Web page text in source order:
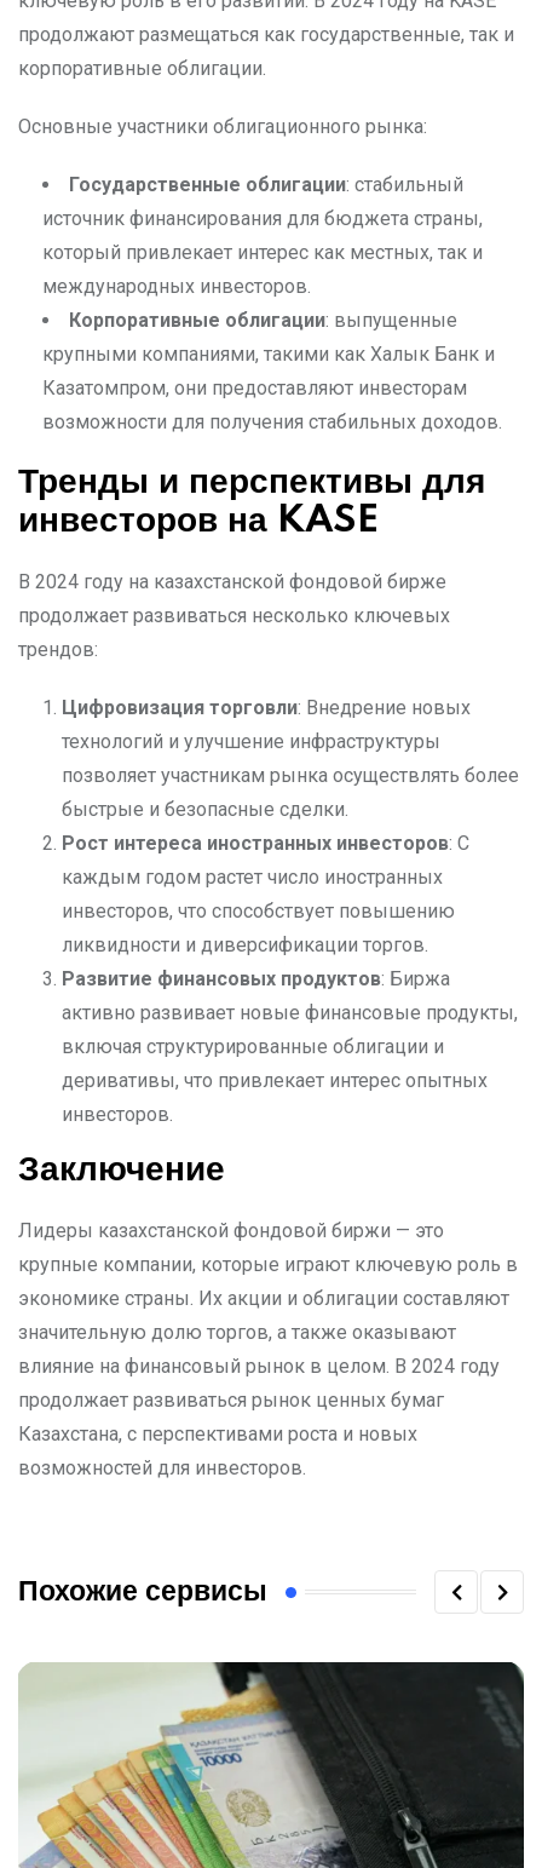
продолжают размещаться как государственные, так и
корпоративные облигации.
Основные участники облигационного рынка:
Государственные облигации: стабильный
источник финансирования для бюджета страны,
который привлекает интерес как местных, так и
международных инвесторов.
Корпоративные облигации: выпущенные
крупными компаниями, такими как Халык Банк и
Казатомпром, они предоставляют инвесторам
возможности для получения стабильных доходов.
Тренды и перспективы для
инвесторов на KASE
В 2024 году на казахстанской фондовой бирже
продолжает развиваться несколько ключевых
трендов:
Цифровизация торговли: Внедрение новых
технологий и улучшение инфраструктуры
позволяет участникам рынка осуществлять более
быстрые и безопасные сделки.
Рост интереса иностранных инвесторов: С
каждым годом растет число иностранных
инвесторов, что способствует повышению
ликвидности и диверсификации торгов.
Развитие финансовых продуктов: Биржа
активно развивает новые финансовые продукты,
включая структурированные облигации и
деривативы, что привлекает интерес опытных
инвесторов.
Заключение
Лидеры казахстанской фондовой биржи — это
крупные компании, которые играют ключевую роль в
экономике страны. Их акции и облигации составляют
значительную долю торгов, а также оказывают
влияние на финансовый рынок в целом. В 2024 году
продолжает развиваться рынок ценных бумаг
Казахстана, с перспективами роста и новых
возможностей для инвесторов.
Похожие сервисы